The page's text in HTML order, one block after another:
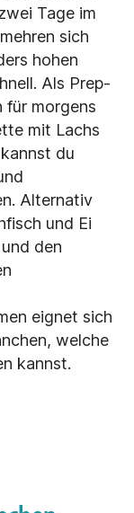
Tage im
sich
hohen
Als Prep-
für morgens
mit Lachs
du
Alternativ
und Ei
den
eignet sich
welche
kannst.